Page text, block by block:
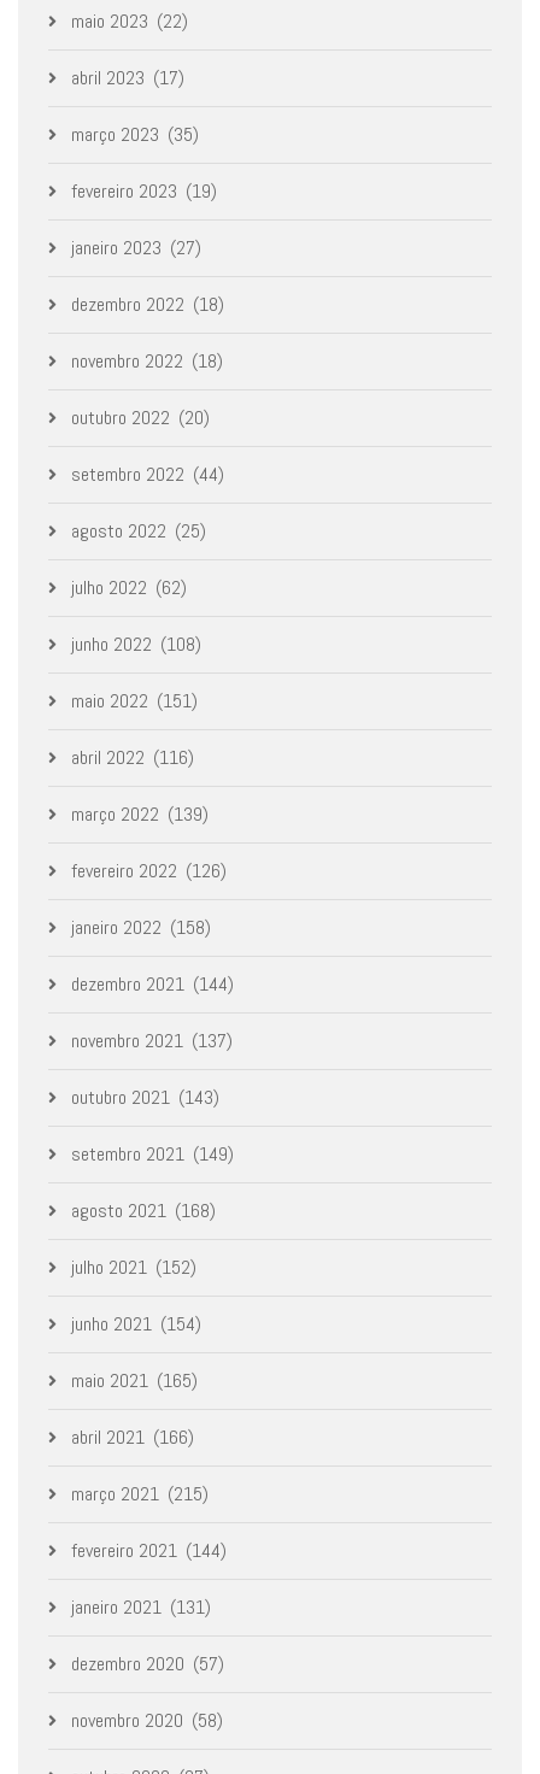
maio 2023 (22)
abril 2023 (17)
março 2023 (35)
fevereiro 2023 (19)
janeiro 2023 (27)
dezembro 2022 (18)
novembro 2022 (18)
outubro 2022 (20)
setembro 2022 (44)
agosto 2022 (25)
julho 2022 (62)
junho 2022 (108)
maio 2022 (151)
abril 2022 (116)
março 2022 (139)
fevereiro 2022 (126)
janeiro 2022 (158)
dezembro 2021 (144)
novembro 2021 (137)
outubro 2021 (143)
setembro 2021 (149)
agosto 2021 (168)
julho 2021 (152)
junho 2021 (154)
maio 2021 (165)
abril 2021 (166)
março 2021 (215)
fevereiro 2021 (144)
janeiro 2021 (131)
dezembro 2020 (57)
novembro 2020 (58)